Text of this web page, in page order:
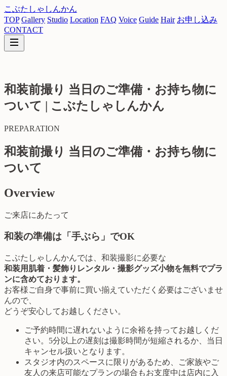
こぶたしゃしんかん
TOP Gallery Studio Location FAQ Voice Guide Hair お申し込み
CONTACT
和装前撮り 当日のご準備・お持ち物に
ついて | こぶたしゃしんかん
PREPARATION
和装前撮り 当日のご準備・お持ち物に
ついて
Overview
ご来店にあたって
和装の準備は「手ぶら」でOK
こぶたしゃしんかんでは、和装撮影に必要な
和装用肌着・髪飾りレンタル・撮影グッズ小物を無料でプラ
ンに含めております。
お客様ご自身で事前に買い揃えていただく必要はございませ
んので、
どうぞ安心してお越しください。
ご予約時間に遅れないように余裕を持ってお越しくだ
さい。5分以上の遅刻は撮影時間が短縮されるか、当日
キャンセル扱いとなります。
スタジオ内のスペースに限りがあるため、ご家族やご
友人の来店可能なプランの場合もお支度中は店内に入